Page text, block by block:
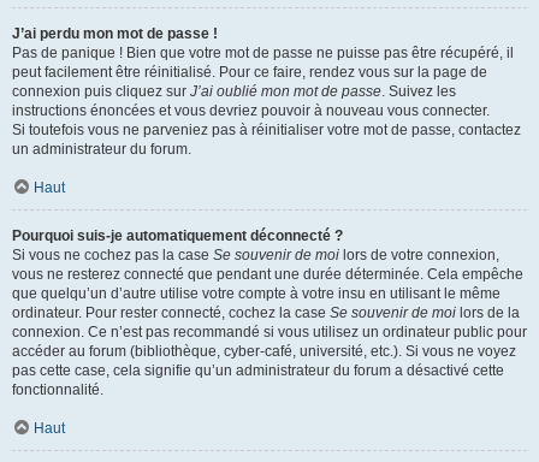
J’ai perdu mon mot de passe !
Pas de panique ! Bien que votre mot de passe ne puisse pas être récupéré, il
peut facilement être réinitialisé. Pour ce faire, rendez vous sur la page de
connexion puis cliquez sur J’ai oublié mon mot de passe. Suivez les
instructions énoncées et vous devriez pouvoir à nouveau vous connecter.
Si toutefois vous ne parveniez pas à réinitialiser votre mot de passe, contactez
un administrateur du forum.
Haut
Pourquoi suis-je automatiquement déconnecté ?
Si vous ne cochez pas la case Se souvenir de moi lors de votre connexion,
vous ne resterez connecté que pendant une durée déterminée. Cela empêche
que quelqu’un d’autre utilise votre compte à votre insu en utilisant le même
ordinateur. Pour rester connecté, cochez la case Se souvenir de moi lors de la
connexion. Ce n’est pas recommandé si vous utilisez un ordinateur public pour
accéder au forum (bibliothèque, cyber-café, université, etc.). Si vous ne voyez
pas cette case, cela signifie qu’un administrateur du forum a désactivé cette
fonctionnalité.
Haut